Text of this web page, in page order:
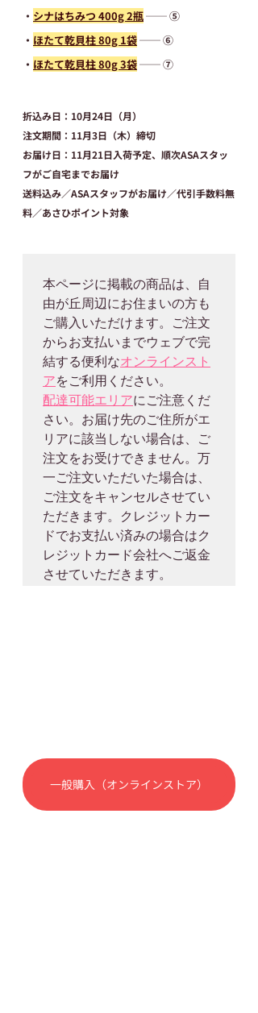
・ シナはちみつ 400g 2瓶 ── ⑤
・ ほたて乾貝柱 80g 1袋 ── ⑥
・ ほたて乾貝柱 80g 3袋 ── ⑦
折込み日 ：10月24日（月）
注文期間 ：11月3日（木）締切
お届け日 ：11月21日入荷予定、順次ASAスタッ
フがご自宅までお届け
送料込み／ASAスタッフがお届け／代引手数料無
料／あさひポイント対象
本ページに掲載の商品は、自
由が丘周辺にお住まいの方も
ご購入いただけます。ご注文
からお支払いまでウェブで完
結する便利なオンラインスト
ア
配達可能エリアにご注意くだ
さい。お届け先のご住所がエ
リアに該当しない場合は、ご
注文をお受けできません。万
一ご注文いただいた場合は、
ご注文をキャンセルさせてい
ただきます。クレジットカー
ドでお支払い済みの場合はク
レジットカード会社へご返金
一般購入（オンラインストア）